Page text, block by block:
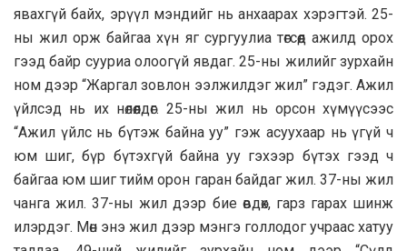
явахгүй байх, эрүүл мэндийг нь анхаарах хэрэгтэй. 25-
ны жил орж байгаа хүн яг сургуулиа төгсөөд ажилд орох
гээд байр сууриа олоогүй явдаг. 25-ны жилийг зурхайн
ном дээр “Жаргал зовлон ээлжилдэг жил” гэдэг. Ажил
үйлсэд нь их нөлөөлдөг. 25-ны жил нь орсон хүмүүсээс
“Ажил үйлс нь бүтэж байна уу” гэж асуухаар нь үгүй ч
юм шиг, бүр бүтэхгүй байна уу гэхээр бүтэх гээд ч
байгаа юм шиг тийм орон гаран байдаг жил. 37-ны жил
чанга жил. 37-ны жил дээр бие өвдөх, гарз гарах шинж
илэрдэг. Мөн энэ жил дээр мэнгэ голлодог учраас хатуу